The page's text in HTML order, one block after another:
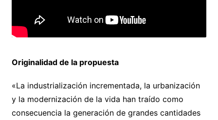
Originalidad de la propuesta
«La industrialización incrementada, la urbanización
y la modernización de la vida han traído como
consecuencia la generación de grandes cantidades